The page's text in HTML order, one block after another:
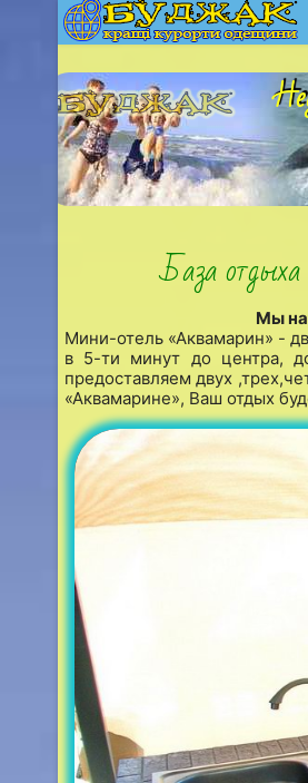
База
Мы
Мини-отель «Аквамарин» -
в 5-ти минут до центра,
предоставляем двух
«Аквамарине», Ваш отдых